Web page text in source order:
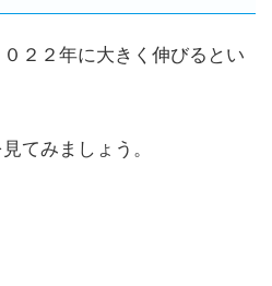
２２年に大きく伸びるとい
てみましょう。